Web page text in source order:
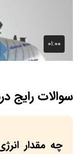
سوالات رایج
چه مقدار